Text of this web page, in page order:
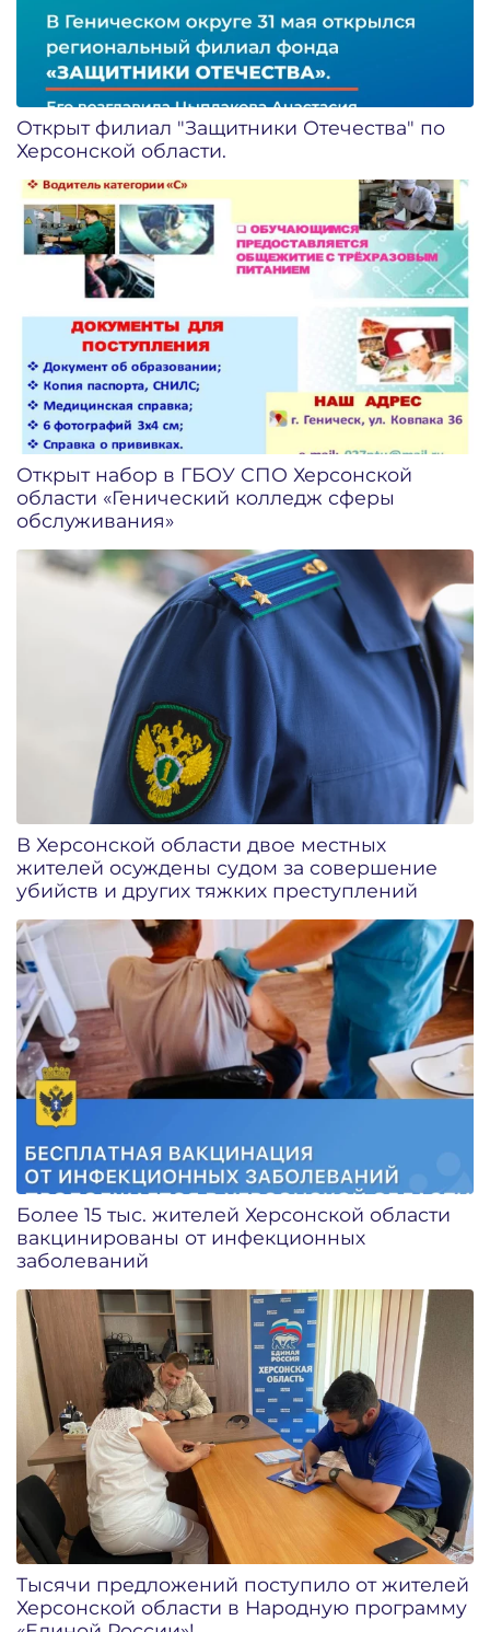
Открыт филиал "Защитники Отечества" по
Херсонской области.
Открыт набор в ГБОУ СПО Херсонской
области «Генический колледж сферы
обслуживания»
В Херсонской области двое местных
жителей осуждены судом за совершение
убийств и других тяжких преступлений
Более 15 тыс. жителей Херсонской области
вакцинированы от инфекционных
заболеваний
Тысячи предложений поступило от жителей
Херсонской области в Народную программу